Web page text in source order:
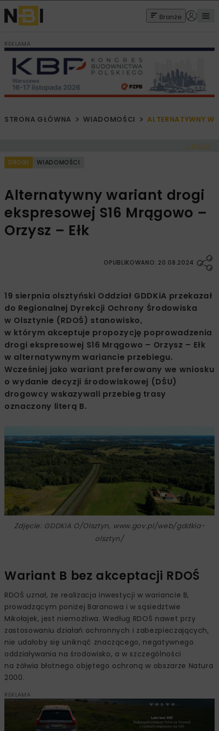
Branże
REKLAMA
STRONA GŁÓWNA WIADOMOŚCI ALTERNATYWNY
< Cofnij
DROGI WIADOMOŚCI
Alternatywny wariant drogi
ekspresowej S16 Mrągowo –
Orzysz – Ełk
OPUBLIKOWANO: 20.08.2024
19 sierpnia olsztyński Oddział GDDKiA przekazał
do Regionalnej Dyrekcji Ochrony Środowiska
w Olsztynie (RDOŚ) stanowisko,
w którym akceptuje propozycję poprowadzenia
drogi ekspresowej S16 Mrągowo – Orzysz – Ełk
w alternatywnym wariancie przebiegu.
Wcześniej jako wariant preferowany we wniosku
o wydanie decyzji środowiskowej (DŚU)
drogowcy wskazywali przebieg trasy
oznaczony literą B.
Zdjęcie: GDDKiA O/Olsztyn, www.gov.pl/web/gddkia-
olsztyn/
Wariant B bez akceptacji RDOŚ
RDOŚ uznał, że realizacja inwestycji w wariancie B,
prowadzącym poniżej Baranowa i w sąsiedztwie
Mikołajek, jest niemożliwa. Według RDOŚ nawet przy
zastosowaniu działań ochronnych i zabezpieczających,
nie udałoby się uniknąć znaczącego, negatywnego
oddziaływania na środowisko, a w szczególności
na żółwia błotnego objętego ochroną w obszarze Natura
2000.
REKLAMA